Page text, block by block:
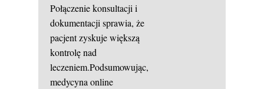
Połączenie konsultacji i
dokumentacji sprawia, że
pacjent zyskuje większą
kontrolę nad
leczeniem.Podsumowując,
medycyna online